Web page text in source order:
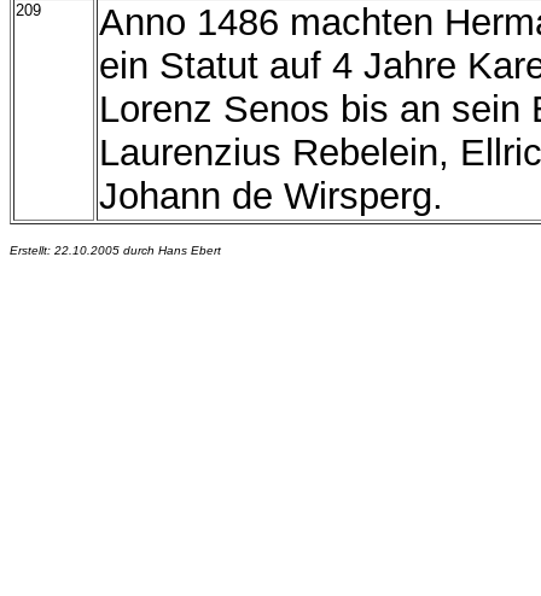
209
Anno 1486 machten
ein Statut auf 4 Jahre
Lorenz Senos bis an sein
Laurenzius Rebelein,
Johann de Wirsperg.
Erstellt: 22.10.2005 durch Hans Ebert